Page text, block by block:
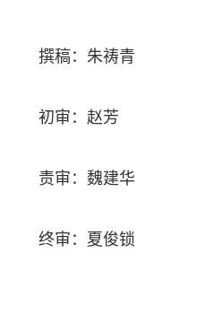
撰稿：朱祷青
初审：赵芳
责审：魏建华
终审：夏俊锁